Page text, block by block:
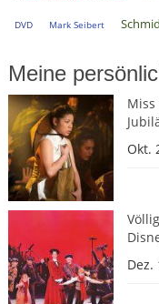
DVD Mark Seibert
Meine
Miss
Okt.
Dez.